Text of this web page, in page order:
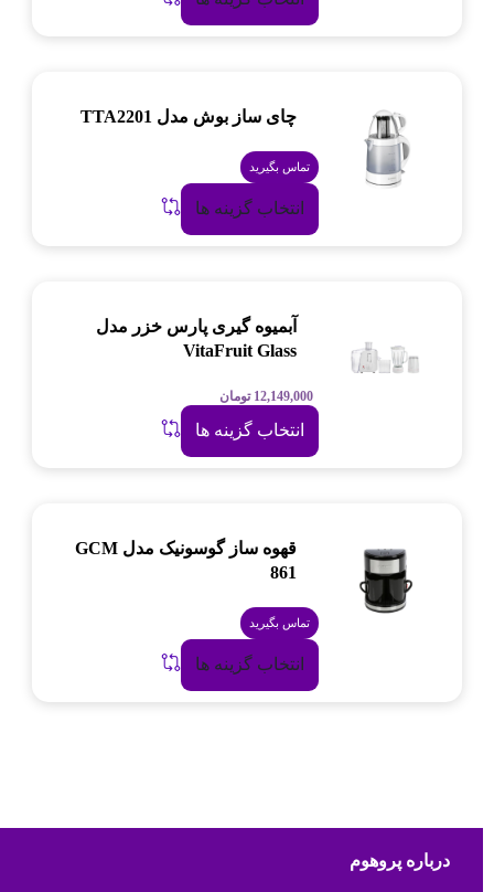
چای ساز بوش مدل TTA2201
تماس بگیرید
انتخاب گزینه ها
آبمیوه گیری پارس خزر مدل
VitaFruit Glass
12,149,000 تومان
انتخاب گزینه ها
قهوه ساز گوسونیک مدل GCM
861
تماس بگیرید
انتخاب گزینه ها
درباره پروهوم